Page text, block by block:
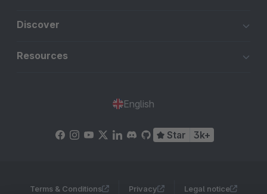
Discover
Resources
English
Star 3k+
Terms & Conditions Privacy Legal notice